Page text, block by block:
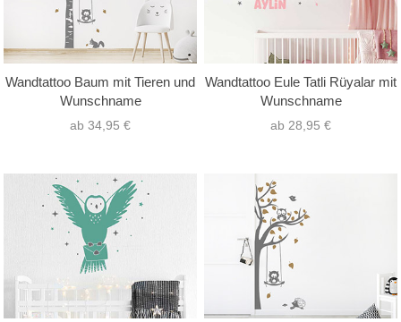
Wandtattoo Baum mit Tieren und
Wunschname
ab 34,95 €
Wandtattoo Eule Tatli Rüyalar mit
Wunschname
ab 28,95 €